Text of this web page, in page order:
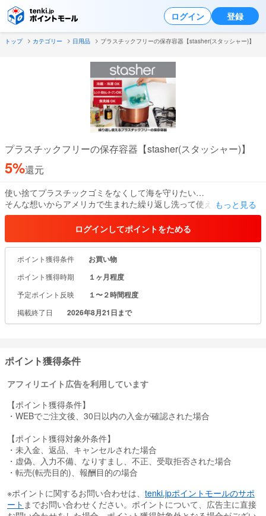
ログイン 登録
トップ カテゴリー 日用品 プラスチックフリーの保存容器【stasher(スタッシャー)】
プラスチックフリーの保存容器【stasher(スタッシャー)】
5%還元
使い捨てプラスチックゴミをなくして海を守りたい…
そんな想いからアメリカで生まれた繰り返し洗って使える食品用保
存容器stasher(スタッシャー)。
原料は多くの医療用器具や乳幼児用の製品に使用されているピュア
プラチナシリコーン100％でできています。
幅広い温度帯に対応し、保存だけではなく時短料理、料理の下ごし
らえなど調理器具としても大活躍する万能容器。
の保存、食洗器での洗浄が可能です。
もっと見る
ログインしてポイントをためる
ポイント獲得条件 お買い物
ポイント獲得時期 １ヶ月程度
予定ポイント反映 １〜２時間程度
掲載終了日 2026年8月21日まで
ポイント獲得条件
アフィリエイト広告を利用しています
【ポイント獲得条件】
・WEBでご注文後、30日以内の入金が確認された場合
【ポイント獲得対象外条件】
・未入金、返品、キャンセルされた場合
・虚偽、入力不備、なりすまし、不正、受取拒否された場合
・転売(転売目的)、報酬目的の場合
※ポイントに関するお問い合わせは、 tenki.jpポイントモールのサポ
ート までお問い合わせください。ポイントについて、広告主に直接